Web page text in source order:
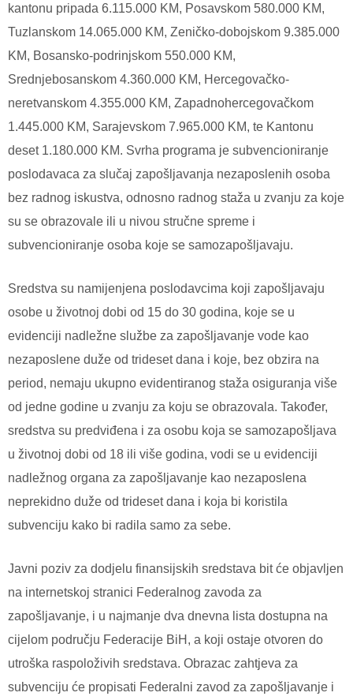
kantonu pripada 6.115.000 KM, Posavskom 580.000 KM,
Tuzlanskom 14.065.000 KM, Zeničko-dobojskom 9.385.000
KM, Bosansko-podrinjskom 550.000 KM,
Srednjebosanskom 4.360.000 KM, Hercegovačko-
neretvanskom 4.355.000 KM, Zapadnohercegovačkom
1.445.000 KM, Sarajevskom 7.965.000 KM, te Kantonu
deset 1.180.000 KM. Svrha programa je subvencioniranje
poslodavaca za slučaj zapošljavanja nezaposlenih osoba
bez radnog iskustva, odnosno radnog staža u zvanju za koje
su se obrazovale ili u nivou stručne spreme i
subvencioniranje osoba koje se samozapošljavaju.
Sredstva su namijenjena poslodavcima koji zapošljavaju
osobe u životnoj dobi od 15 do 30 godina, koje se u
evidenciji nadležne službe za zapošljavanje vode kao
nezaposlene duže od trideset dana i koje, bez obzira na
period, nemaju ukupno evidentiranog staža osiguranja više
od jedne godine u zvanju za koju se obrazovala. Također,
sredstva su predviđena i za osobu koja se samozapošljava
u životnoj dobi od 18 ili više godina, vodi se u evidenciji
nadležnog organa za zapošljavanje kao nezaposlena
neprekidno duže od trideset dana i koja bi koristila
subvenciju kako bi radila samo za sebe.
Javni poziv za dodjelu finansijskih sredstava bit će objavljen
na internetskoj stranici Federalnog zavoda za
zapošljavanje, i u najmanje dva dnevna lista dostupna na
cijelom području Federacije BiH, a koji ostaje otvoren do
utroška raspoloživih sredstava. Obrazac zahtjeva za
subvenciju će propisati Federalni zavod za zapošljavanje i